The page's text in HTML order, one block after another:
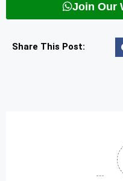
Join Our
Share This Post: